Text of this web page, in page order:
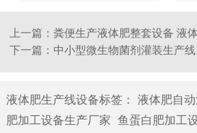
液体肥生产线设备标签 ： 液体肥自
肥加工设备生产厂家 鱼蛋白肥加工